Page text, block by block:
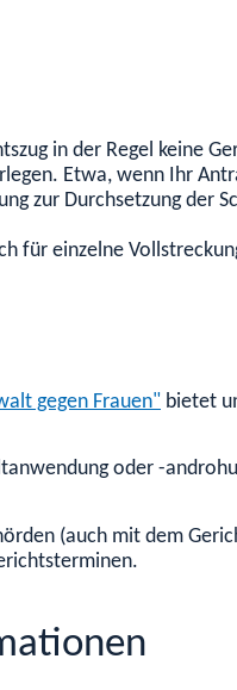
in der Regel keine
Etwa, wenn Ihr
zur Durchsetzung der
für einzelne
gegen Frauen" bietet
oder -
(auch mit dem